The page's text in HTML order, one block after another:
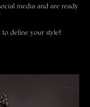
media and are ready
define your style?